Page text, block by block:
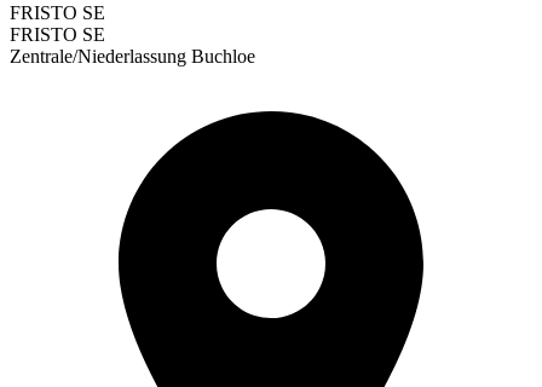
FRISTO SE
FRISTO SE
Zentrale/Niederlassung Buchloe